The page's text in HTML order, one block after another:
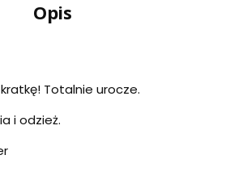
Opis
Totalnie urocze.
i odzież.